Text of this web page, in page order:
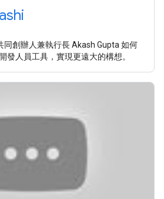
同創辦人兼執行長 Akash Gupta 如何
發人員工具，實現更遠大的構想。